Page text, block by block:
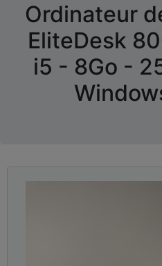
Ordinateur
EliteDesk
i5 - 8Go -